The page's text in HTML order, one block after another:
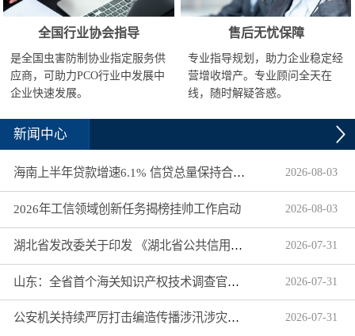
全国行业协会指导
是全国虫害防制协业指定服务供
应商，可助力PCO行业中发展中
企业快速发展。
售后无忧保障
专业指导规划，助力企业稳定经
营增收增产。专业顾问全天在
线，随时解疑答惑。
新闻中心
海南上半年贷款增速6.1% 信贷总量保持合理平稳增长 2026-08-03
2026年工信领域创新任务揭榜挂帅工作启动 2026-08-03
湖北省发改委关于印发 《湖北省公共信用信息目录（2026年版）》的通知 2026-07-31
山东：全省首个海关知识产权技术调查官制度落地济南自贸片区 2026-07-31
公安机关持续严厉打击编造传播涉汛涉灾网络谣言 2026-07-31